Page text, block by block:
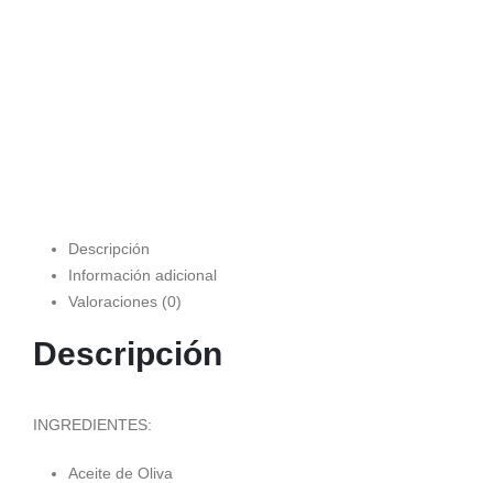
Descripción
Información adicional
Valoraciones (0)
Descripción
INGREDIENTES:
Aceite de Oliva